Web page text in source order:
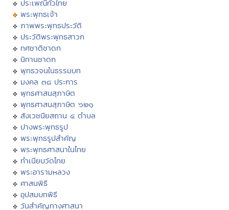
ประเพณีทั่วไทย
พระพุทธเจ้า
ภาพพระพุทธประวัติ
ประวัติพระพุทธสาวก
ทศชาติชาดก
นิทานชาดก
พุทธวจนในธรรมบท
มงคล ๓๘ ประการ
พุทธศาสนสุภาษิต
พุทธศาสนสุภาษิต ๖๒๑
สังเวชนียสถาน ๔ ตำบล
ปางพระพุทธรูป
พระพุทธรูปสำคัญ
พระพุทธศาสนาในไทย
ทำเนียบวัดไทย
พระอารามหลวง
ศาสนพิธี
อุปสมบทพิธี
วันสำคัญทางศาสนา